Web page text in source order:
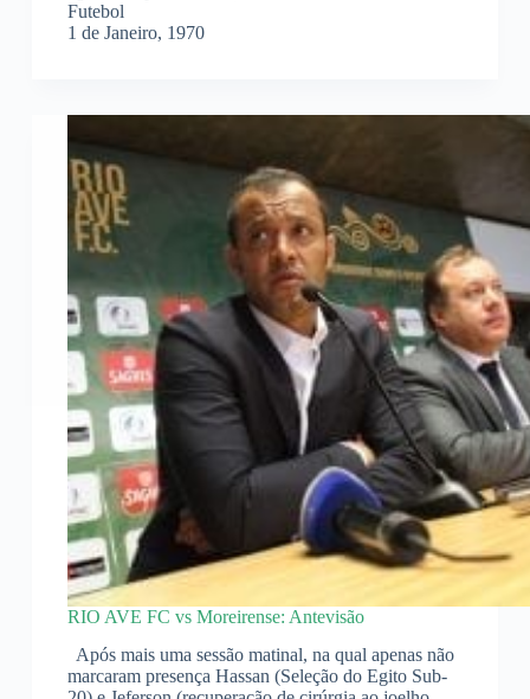
Futebol
1 de Janeiro, 1970
RIO AVE FC vs Moreirense: Antevisão
Após mais uma sessão matinal, na qual apenas não
marcaram presença Hassan (Seleção do Egito Sub-